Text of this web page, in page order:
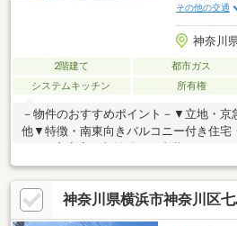
その他の交通
神奈川
2階建て 都市ガス
システムキッチン
所有権
－物件のおすすめポイント－▼立地・京
他▼特徴・南東向きバルコニー付き住宅
器交換【2025年7月】 ＜交換＞温水洗
レクロス、床【2025年3月】洗面台タッ
12月】リビング・洗面室壁紙張替【
▼周辺環境・まいばすけっと大口通商店
神奈川県横浜市神奈川区